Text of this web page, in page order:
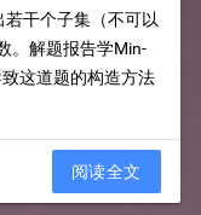
干个子集（不可以
。解题报告学Min-
这道题的构造方法
阅读全文